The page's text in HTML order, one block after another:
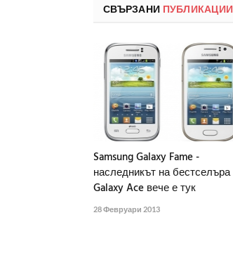
СВЪРЗАНИ ПУБЛИКАЦИИ
Samsung Galaxy Fame -
наследникът на бестселъра
Galaxy Ace вече е тук
28 Февруари 2013